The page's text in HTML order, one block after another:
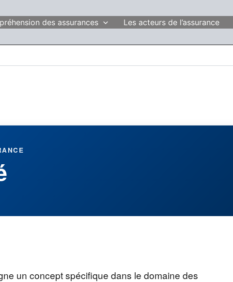
des assurances Les acteurs de l’assurance
un concept spécifique dans le domaine des